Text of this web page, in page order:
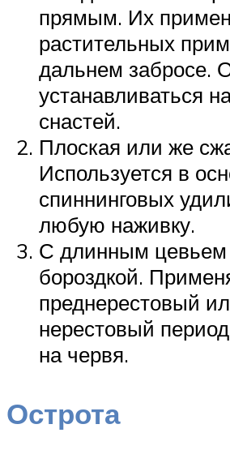
прямым. Их
растительных
дальнем забросе.
устанавливаться
снастей.
Плоская или же
Используется в
спиннинговых
любую наживку.
С длинным цевьем
бороздкой.
преднерестовый
нерестовый
на червя.
Острота